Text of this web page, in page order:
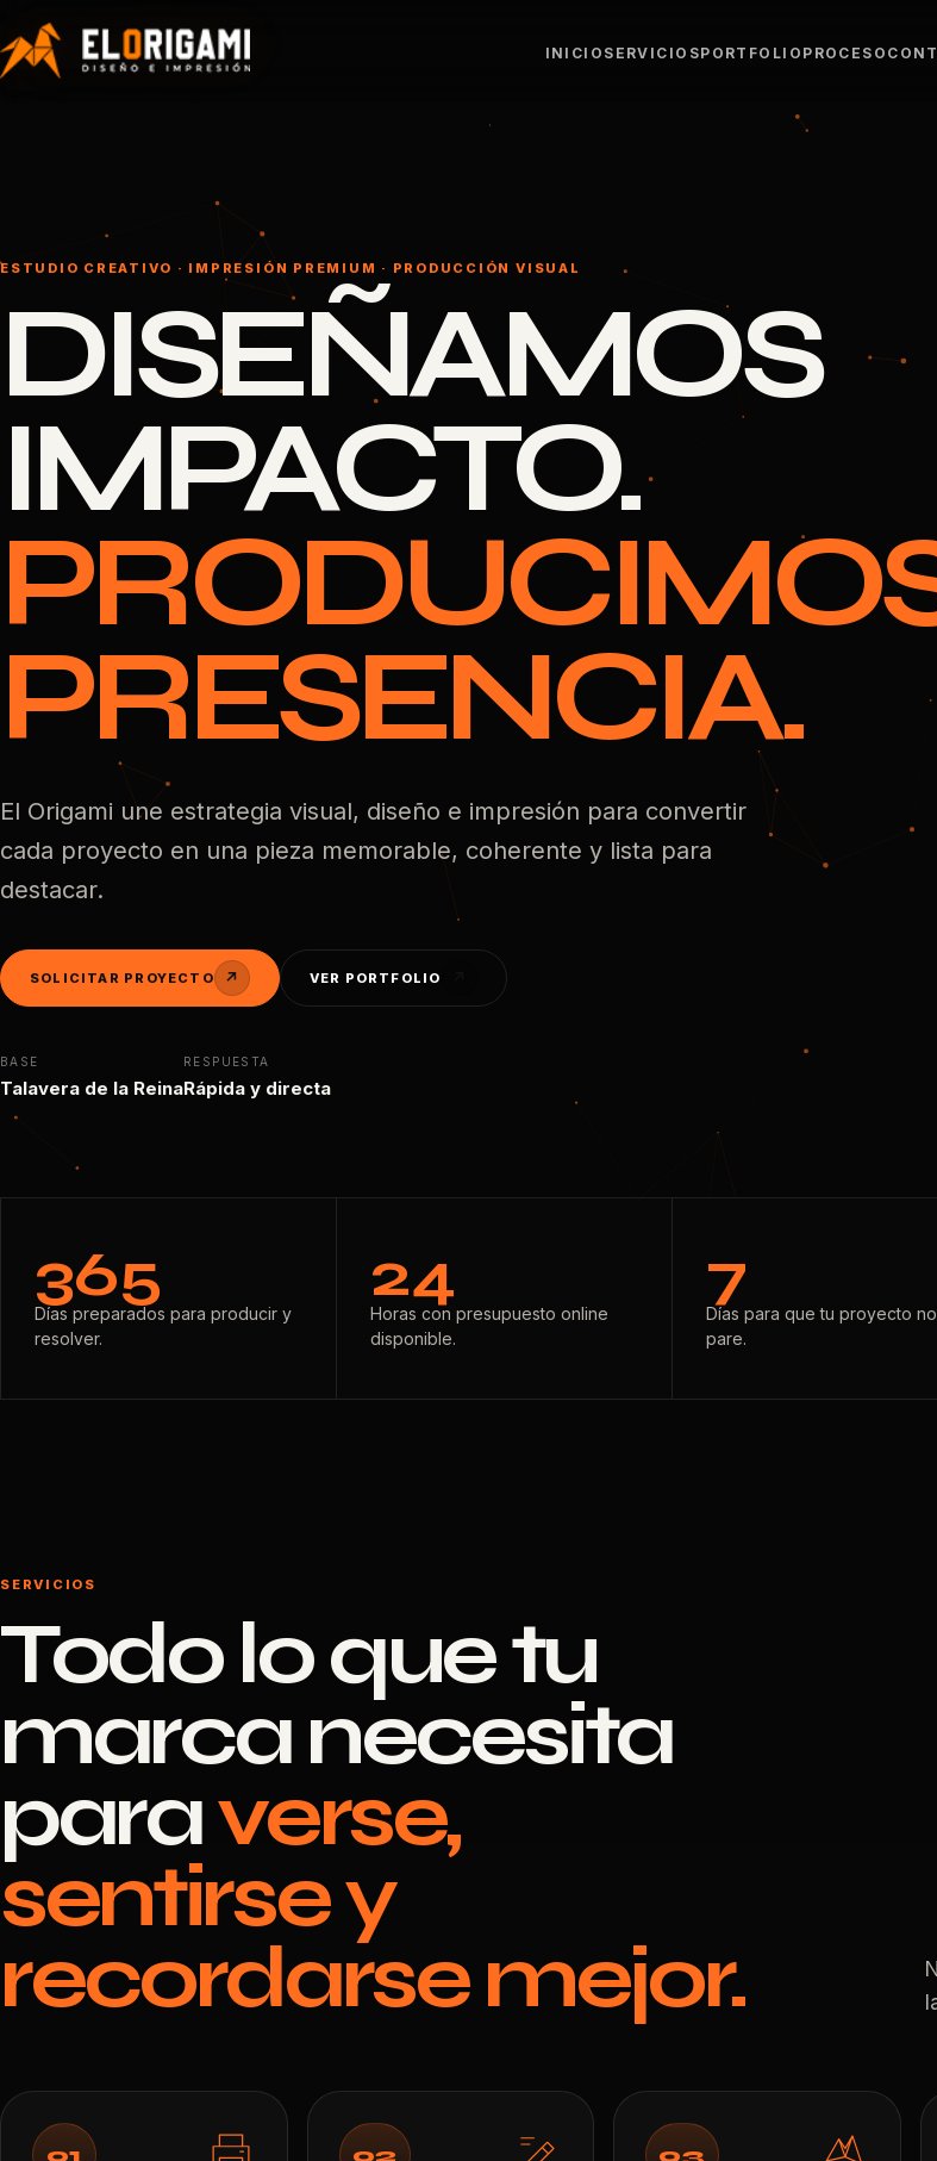
INICIO SERVICIOSPORTFOLIO PROCESO
ESTUDIO CREATIVO · IMPRESIÓN PREMIUM · PRODUCCIÓN VISUAL
DISEÑAMOS
IMPACTO.
PRESENCIA.
El Origami une estrategia visual, diseño e impresión para convertir
cada proyecto en una pieza memorable, coherente y lista para
destacar.
SOLICITAR PROYECTO ↗ VER PORTFOLIO
BASE
Talavera de la Reina
RESPUESTA
Rápida y directa
365
Días preparados para producir y
resolver.
24
Horas con presupuesto online
disponible.
7
Días para que tu proyecto
pare.
SERVICIOS
Todo lo que tu
marca necesita
paraverse,
sentirse y
recordarse mejor.
01 02 03